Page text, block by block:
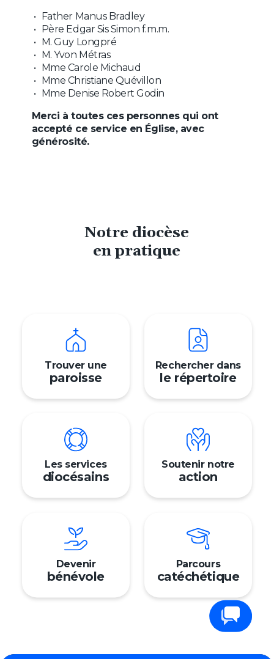
Nous contacter
Faire un don
Father Manus Bradley
Père Edgar Sis Simon f.m.m.
M. Guy Longpré
M. Yvon Métras
Mme Carole Michaud
Mme Christiane Quévillon
Mme Denise Robert Godin
Merci à toutes ces personnes qui ont
accepté ce service en Église, avec
générosité.
Notre diocèse
en pratique
Trouver une
paroisse
Rechercher dans
le répertoire
Les services
diocésains
Soutenir notre
action
Devenir
bénévole
Parcours
catéchétique